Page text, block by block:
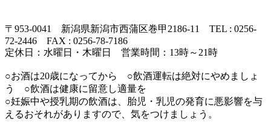
〒953-0041 新潟県新潟市西蒲区巻甲2186-11 TEL : 0256-
72-2446 FAX : 0256-78-7186
定休日：水曜日・木曜日 営業時間：13時～21時
○お酒は20歳になってから ○飲酒運転は絶対にやめましょ
う ○飲酒は健康に留意し適量を
○妊娠中や授乳期の飲酒は、胎児・乳児の発育に悪影響を与
えるおそれがありますので、気をつけましょう。